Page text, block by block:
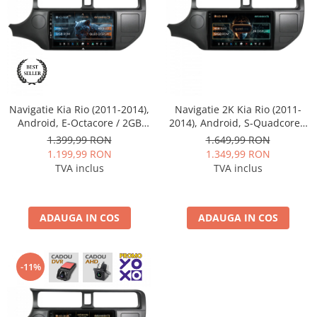
Mitsubishi
Land Rover
Mazda
Honda
Chrysler
Subaru
Smart
Rame adaptoare Mazda
Rame adaptoare Kia
Rame adaptoare Alfa Romeo
Rame adaptoare Nissan
Rame adaptoare Fiat
Rame adaptoare Chevrolet
Rame adaptoare Mitsubishi
Rame adaptoare Jeep
Navigatie Kia Rio (2011-2014),
Android, E-Octacore / 2GB
RAM + 32GB ROM, 9 Inch -
AD-BGE9002+AD-BGRKIT226
1.399,99 RON
1.199,99 RON
TVA inclus
ADAUGA IN COS
Navigatie 2K Kia Rio (2011-
2014), Android, S-Quadcore /
4GB RAM + 64GB ROM, 9.5
Inch - AD-BGS90042K+AD-
BGRKIT226
1.649,99 RON
1.349,99 RON
TVA inclus
ADAUGA IN COS
-11%